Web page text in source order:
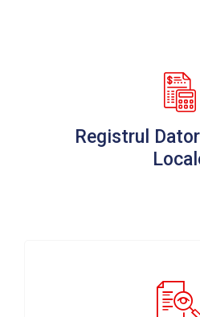
Registrul